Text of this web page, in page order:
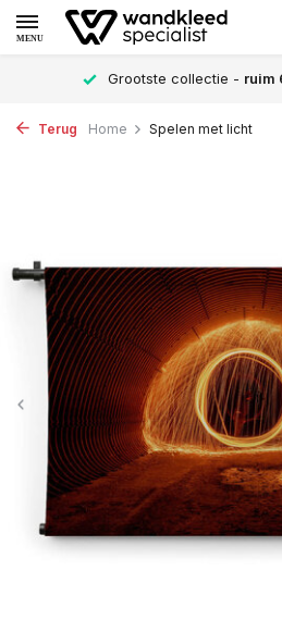
MENU
Grootste collectie - ruim
Terug Home Spelen met licht